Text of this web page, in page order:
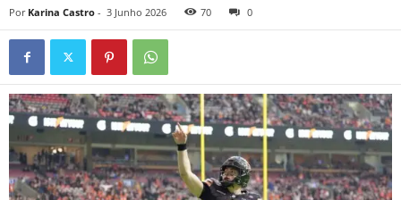
Por Karina Castro - 3 Junho 2026 70 0